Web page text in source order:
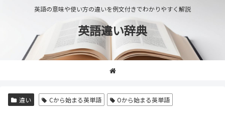
英語の意味や使い方の違いを例文付きでわかりやすく解説
英語違い辞典
違い Cから始まる英単語 Oから始まる英単語